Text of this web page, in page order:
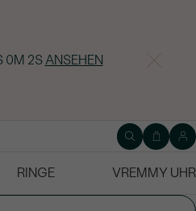
0M 1S ANSEHEN
RINGE VREMMY UHR